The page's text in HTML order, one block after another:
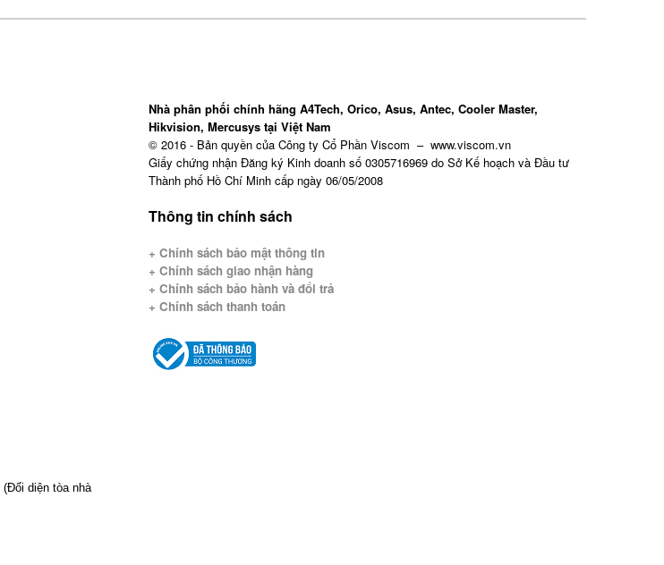
(Đối diện tòa nhà
Nhà phân phối chính hãng A4Tech, Orico, Asus, Antec, Cooler Master,
Hikvision, Mercusys tại Việt Nam
© 2016 - Bản quyền của Công ty Cổ Phần Viscom – www.viscom.vn
Giấy chứng nhận Đăng ký Kinh doanh số 0305716969 do Sở Kế hoạch và Đầu tư
Thành phố Hồ Chí Minh cấp ngày 06/05/2008
Thông tin chính sách
+ Chính sách bảo mật thông tin
+ Chính sách giao nhận hàng
+ Chính sách bảo hành và đổi trả
+ Chính sách thanh toán